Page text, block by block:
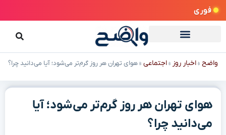
فوری
واضح »اخبار روز »اجتماعی »هوای تهران هر روز گرم‌تر می‌شود؛ آیا می‌دانید چرا؟
هوای تهران هر روز گرم‌تر می‌شود؛ آیا
می‌دانید چرا؟